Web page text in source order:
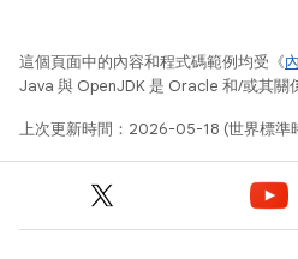
這個頁面中的內容和程式碼範例均受《
Java 與 OpenJDK 是 Oracle 和/或其關
上次更新時間：2026-05-18 (世界標準